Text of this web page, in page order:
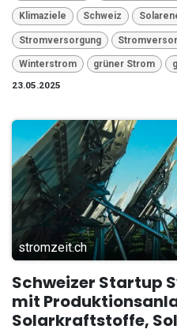
Klimaziele Schweiz
Stromversorgung
Winterstrom grüner Strom
23.05.2025
stromzeit.ch
Schweizer Startup
mit
Solarkraftstoffe,